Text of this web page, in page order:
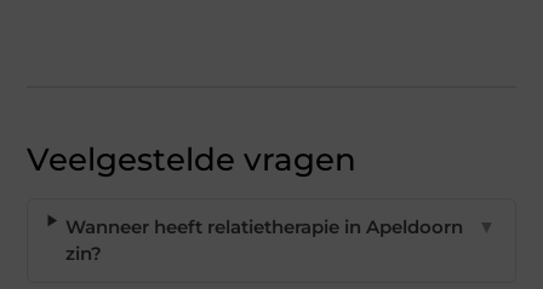
Veelgestelde vragen
Wanneer heeft relatietherapie in Apeldoorn
zin?
▼